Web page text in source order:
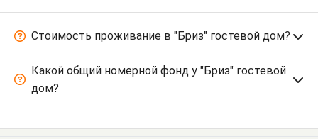
Стоимость проживание в "Бриз" гостевой дом?
Какой общий номерной фонд у "Бриз" гостевой
дом?